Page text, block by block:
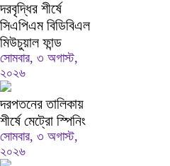
দরবৃদ্ধির শীর্ষে
সিএপিএম বিডিবিএল
মিউচুয়াল ফান্ড
সোমবার, ৩ অগাস্ট,
২০২৬
দরপতনের তালিকায়
শীর্ষে মেট্রো স্পিনিং
সোমবার, ৩ অগাস্ট,
২০২৬